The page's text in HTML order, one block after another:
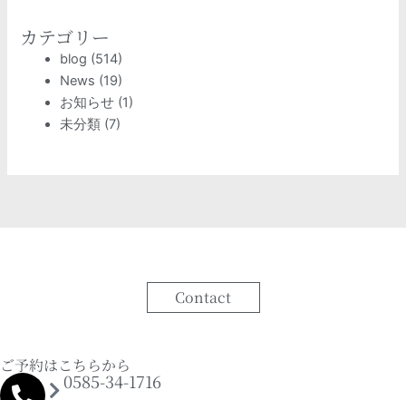
カテゴリー
blog (514)
News (19)
お知らせ (1)
未分類 (7)
Contact
0585-34-1716
ご予約はこちらから